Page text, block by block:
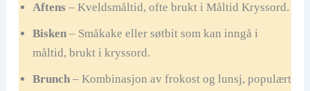
Aftens – Kveldsmåltid, ofte brukt i Måltid Kryssord.
Bisken– Småkake eller søtbit som kan inngå i
måltid, brukt i kryssord.
Brunch– Kombinasjon av frokost og lunsj, populært